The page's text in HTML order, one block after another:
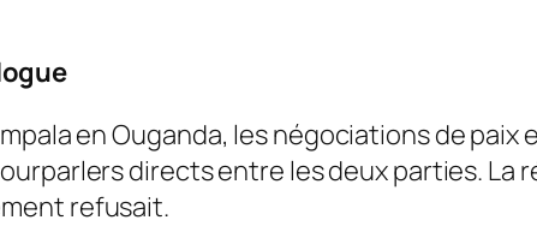
en Ouganda, les négociations de
directs entre les deux parties. La
refusait.